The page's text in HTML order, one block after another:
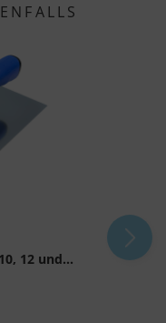
12 und...